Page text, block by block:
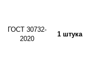
ГОСТ 30732-
2020
1 штука